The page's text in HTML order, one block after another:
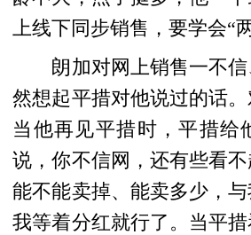
上线下同步销售，要学会“
朗加对网上销售一不信
然想起平措对他说过的话。
当他再见平措时，平措给
说，你不信网，还有些看
能不能卖掉、能卖多少，与
我等着分红就行了。当平